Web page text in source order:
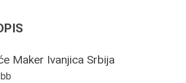
Maker Ivanjica Srbija